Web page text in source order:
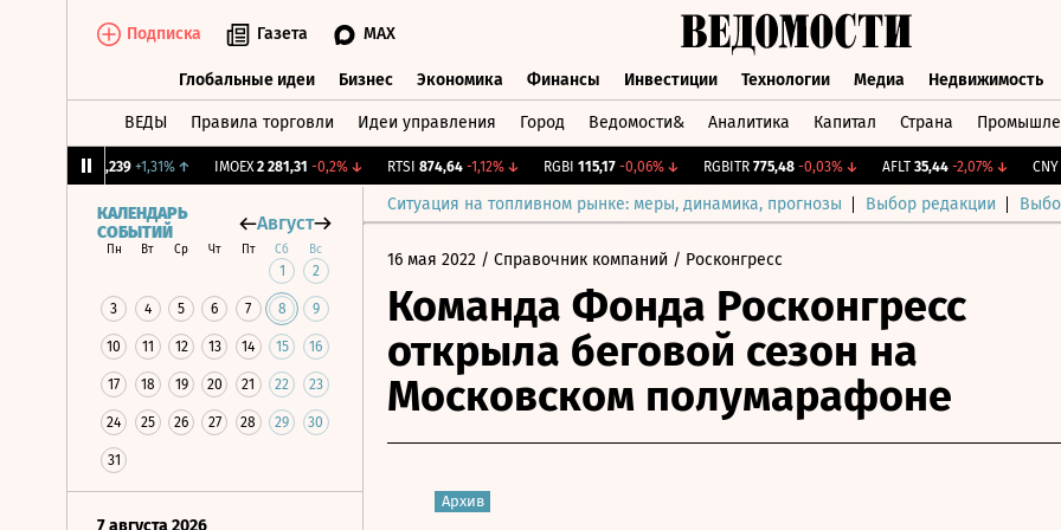
Подписка Газета MAX
Глобальные идеи Бизнес Экономика Финансы Инвестиции Технологии Медиа Недвижимость
ВЕДЫ Правила торговли Идеи управления Город Ведомости& Аналитика Капитал Страна
12,239 +1,31%↑ IMOEX 2 281,31 -0,2%↓ RTSI 874,64 -1,12%↓ RGBI 115,17 -0,06%↓ RGBITR 775,48 -0,03%↓ AFLT 35,44 -2,07%↓ CNY
Ситуация на топливном рынке: меры, динамика, прогнозы Выбор редакции
КАЛЕНДАРЬ
СОБЫТИЙ
Август
Пн Вт Ср Чт Пт Сб Вс
1 2
3 4 5 6 7 8 9
10 11 12 13 14 15 16
17 18 19 20 21 22 23
24 25 26 27 28 29 30
31
7 августа 2026
16 мая 2022 / Справочник компаний / Росконгресс
Команда Фонда Росконгресс
открыла беговой сезон на
Московском полумарафоне
Архив